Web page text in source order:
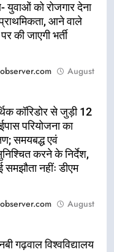
युवाओं को रोजगार देना
आने वाले
की जाएगी भर्ती
August
कॉरिडोर से जुड़ी 12
परियोजना का
समयबद्ध एवं
करने के निर्देश,
समझौता नहींः डीएम
August
गढ़वाल विश्वविद्यालय